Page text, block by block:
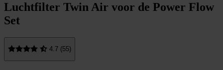
Luchtfilter Twin Air voor de Power Flow
Set
4.7 (55)